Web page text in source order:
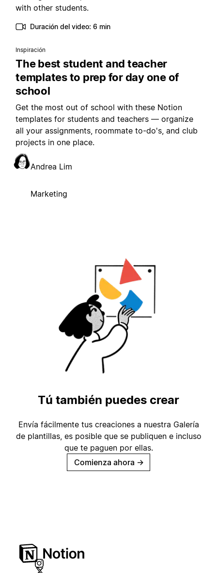
with other students.
Duración del video: 6 min
Inspiración
The best student and teacher
templates to prep for day one of
school
Get the most out of school with these Notion
templates for students and teachers — organize
all your assignments, roommate to-do's, and club
projects in one place.
Andrea Lim
Marketing
Tú también puedes crear
Envía fácilmente tus creaciones a nuestra Galería
de plantillas, es posible que se publiquen e incluso
que te paguen por ellas.
Comienza ahora →